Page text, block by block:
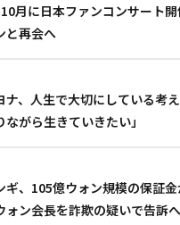
月に日本ファンコンサート
と再会へ
ナ、人生で大切にしている考
ながら生きていきたい」
ギ、105億ウォン規模の保証
ォン会長を詐欺の疑いで告訴へ